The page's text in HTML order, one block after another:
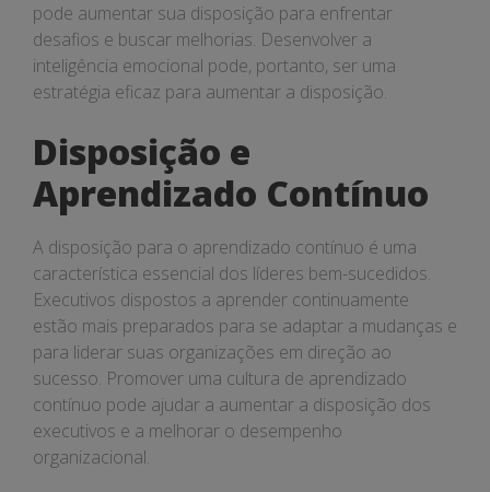
pode aumentar sua disposição para enfrentar
desafios e buscar melhorias. Desenvolver a
inteligência emocional pode, portanto, ser uma
estratégia eficaz para aumentar a disposição.
Disposição e
Aprendizado Contínuo
A disposição para o aprendizado contínuo é uma
característica essencial dos líderes bem-sucedidos.
Executivos dispostos a aprender continuamente
estão mais preparados para se adaptar a mudanças e
para liderar suas organizações em direção ao
sucesso. Promover uma cultura de aprendizado
contínuo pode ajudar a aumentar a disposição dos
executivos e a melhorar o desempenho
organizacional.